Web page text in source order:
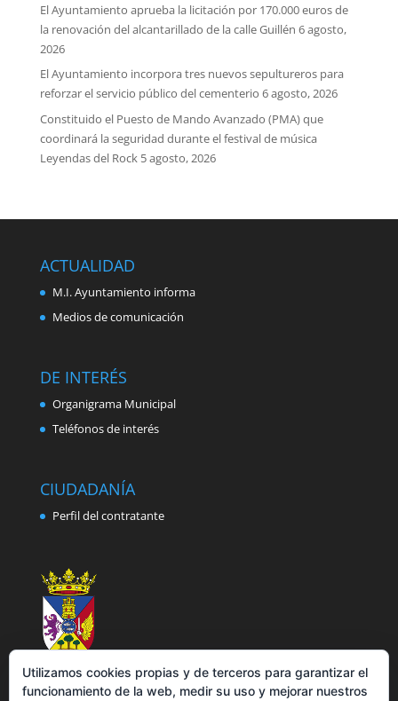
El Ayuntamiento aprueba la licitación por 170.000 euros de
la renovación del alcantarillado de la calle Guillén 6 agosto,
2026
El Ayuntamiento incorpora tres nuevos sepultureros para
reforzar el servicio público del cementerio 6 agosto, 2026
Constituido el Puesto de Mando Avanzado (PMA) que
coordinará la seguridad durante el festival de música
Leyendas del Rock 5 agosto, 2026
ACTUALIDAD
M.I. Ayuntamiento informa
Medios de comunicación
DE INTERÉS
Organigrama Municipal
Teléfonos de interés
CIUDADANÍA
Perfil del contratante
Utilizamos cookies propias y de terceros para garantizar el
funcionamiento de la web, medir su uso y mejorar nuestros